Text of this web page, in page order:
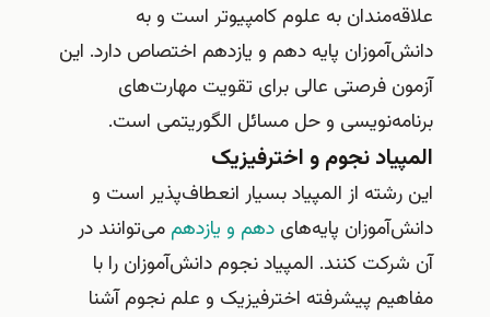
علاقه‌مندان به علوم کامپیوتر است و به
دانش‌آموزان پایه دهم و یازدهم اختصاص دارد. این
آزمون فرصتی عالی برای تقویت مهارت‌های
برنامه‌نویسی و حل مسائل الگوریتمی است.
المپیاد نجوم و اخترفیزیک
این رشته از المپیاد بسیار انعطاف‌پذیر است و
دانش‌آموزان پایه‌های دهم و یازدهم می‌توانند در
آن شرکت کنند. المپیاد نجوم دانش‌آموزان را با
مفاهیم پیشرفته اخترفیزیک و علم نجوم آشنا